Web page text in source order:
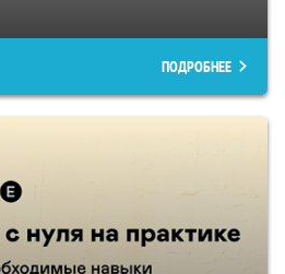
ПОДРОБНЕЕ